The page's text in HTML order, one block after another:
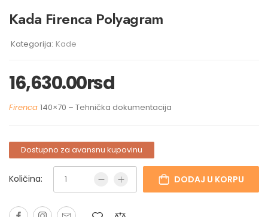
Kada Firenca Polyagram
Kategorija: Kade
16,630.00rsd
Firenca 140×70 – Tehnička dokumentacija
Dostupno za avansnu kupovinu
Količina: DODAJ U KORPU